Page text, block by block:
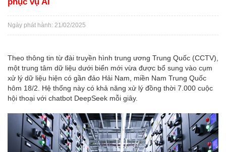
Ngày phát hành: 21/02/2025
Theo thông tin từ đài truyền hình trung ương Trung Quốc (CCTV),
một trung tâm dữ liệu dưới biển mới vừa được bổ sung vào cụm
xử lý dữ liệu hiện có gần đảo Hải Nam, miền Nam Trung Quốc
hôm 18/2. Hệ thống này có khả năng xử lý đồng thời 7.000 cuộc
hội thoại với chatbot DeepSeek mỗi giây.